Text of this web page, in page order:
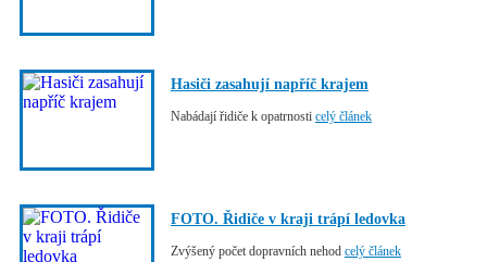
Hasiči zasahují napříč krajem
Nabádají řidiče k opatrnosti celý článek
FOTO. Řidiče v kraji trápí ledovka
Zvýšený počet dopravních nehod celý článek